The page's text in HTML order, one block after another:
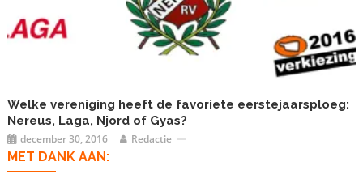
Welke vereniging heeft de favoriete eerstejaarsploeg:
Nereus, Laga, Njord of Gyas?
december 30, 2016 Redactie
MET DANK AAN: